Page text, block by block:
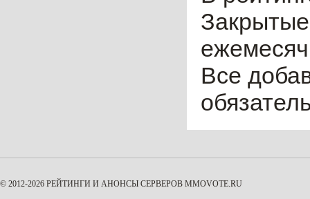
Все
© 2012-2026 РЕЙТИНГИ И АНОНСЫ СЕРВЕРОВ MMOVOTE.RU